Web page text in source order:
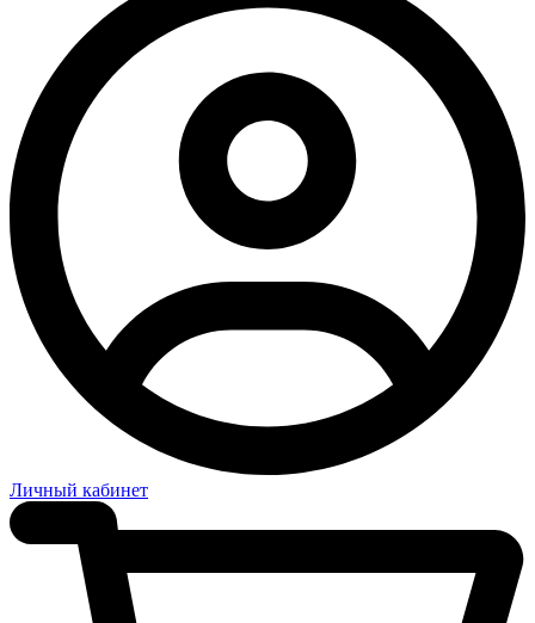
Личный кабинет